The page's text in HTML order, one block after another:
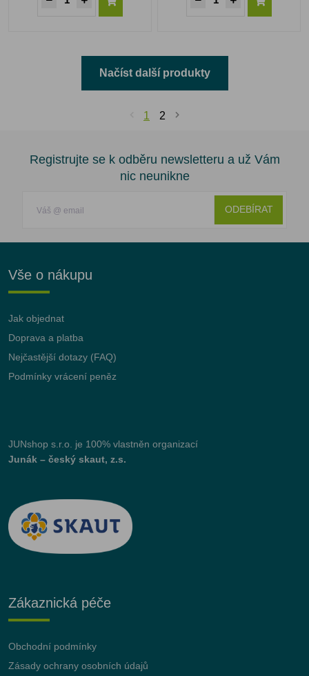
Načíst další produkty
1 2
Registrujte se k odběru newsletteru a už Vám
nic neunikne
ODEBÍRAT
Vše o nákupu
Jak objednat
Doprava a platba
Nejčastější dotazy (FAQ)
Podmínky vrácení peněz
JUNshop s.r.o.
je 100% vlastněn organizací
Junák – český skaut, z.s.
Zákaznická péče
Obchodní podmínky
Zásady ochrany osobních údajů